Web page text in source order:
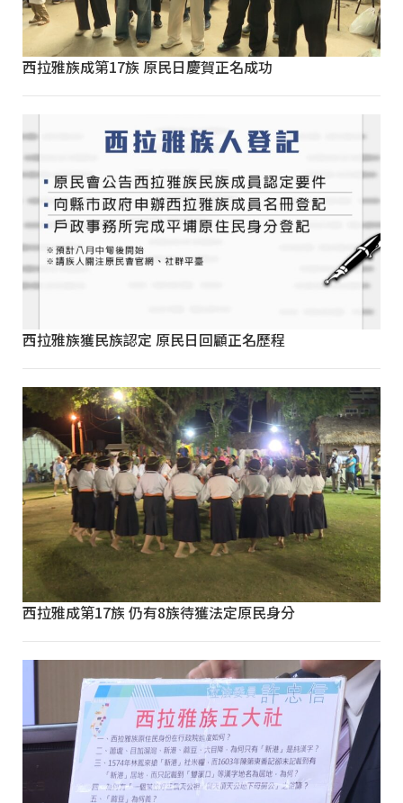
西拉雅族成第17族 原民日慶賀正名成功
西拉雅族獲民族認定 原民日回顧正名歷程
西拉雅成第17族 仍有8族待獲法定原民身分